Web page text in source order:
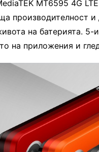
MT6595 4G
производителност
на батерията. 5-
на приложения и